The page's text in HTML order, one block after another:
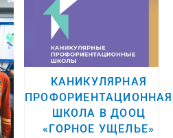
КАНИКУЛЯРНАЯ
ПРОФОРИЕНТАЦИОННАЯ
ШКОЛА В ДООЦ
«ГОРНОЕ УЩЕЛЬЕ»